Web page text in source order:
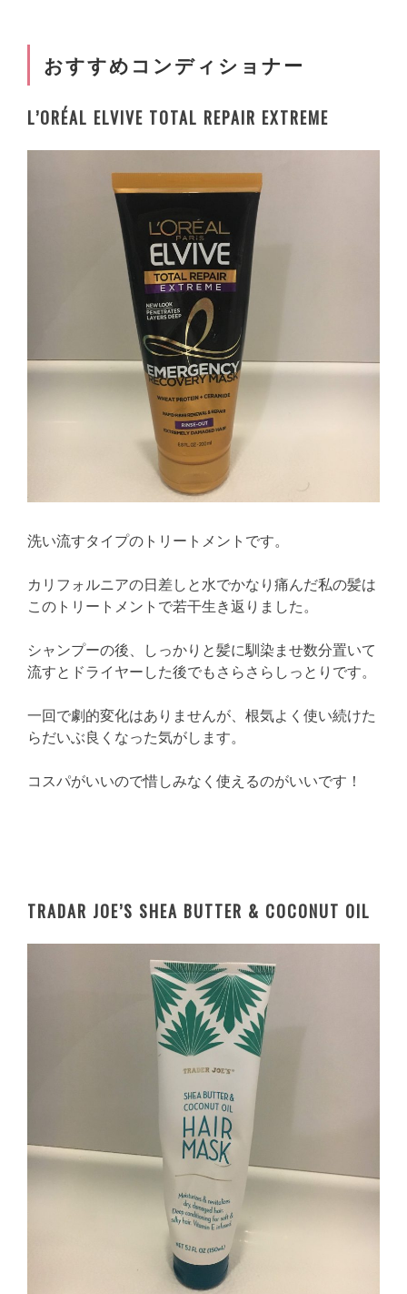
おすすめコンディショナー
L’ORÉAL ELVIVE TOTAL REPAIR EXTREME
洗い流すタイプのトリートメントです。
カリフォルニアの日差しと水でかなり痛んだ私の髪は
このトリートメントで若干生き返りました。
シャンプーの後、しっかりと髪に馴染ませ数分置いて
流すとドライヤーした後でもさらさらしっとりです。
一回で劇的変化はありませんが、根気よく使い続けた
らだいぶ良くなった気がします。
コスパがいいので惜しみなく使えるのがいいです！
TRADAR JOE’S SHEA BUTTER & COCONUT OIL